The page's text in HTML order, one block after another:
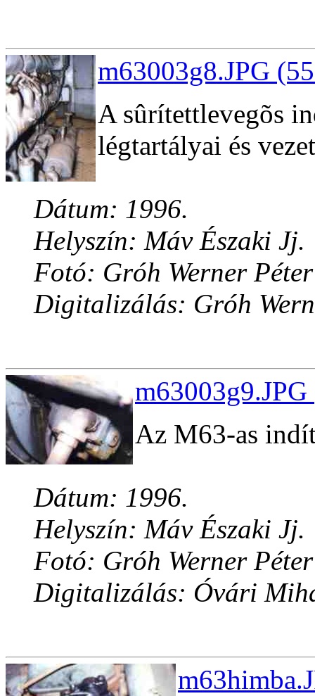
m63003g8.JPG
A sûrítettlevegõs
légtartályai és
Dátum: 1996.
Helyszín: Máv Északi Jj.
Fotó: Gróh Werner Péter
Digitalizálás: Gróh
Az M63-as
Dátum: 1996.
Helyszín: Máv Északi Jj.
Fotó: Gróh Werner Péter
Digitalizálás: Óvári